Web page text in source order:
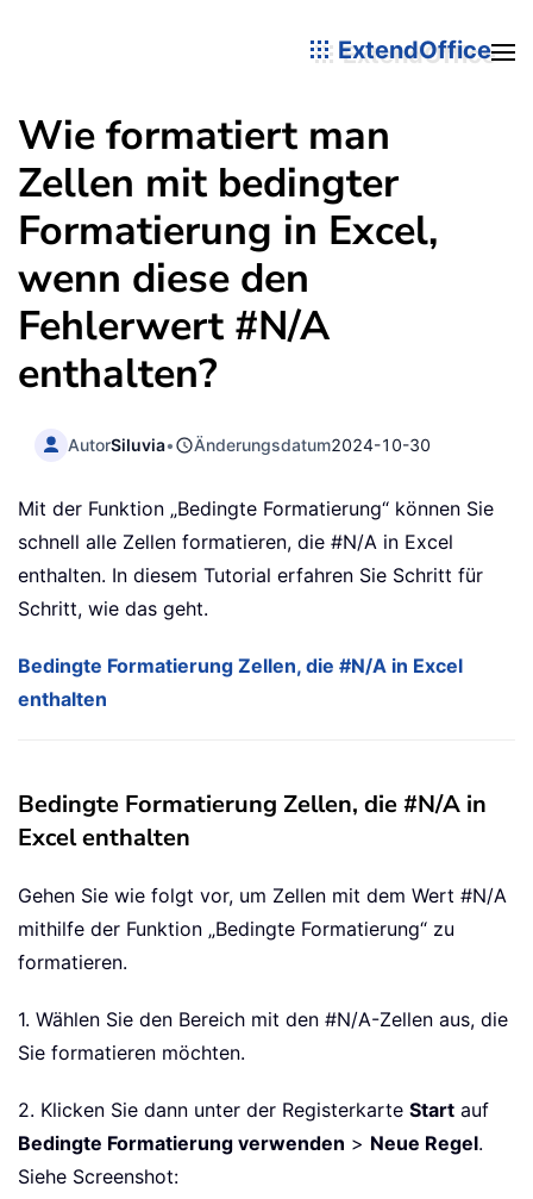
ExtendOffice
Wie formatiert man
Zellen mit bedingter
Formatierung in Excel,
wenn diese den
Fehlerwert #N/A
enthalten?
AutorSiluvia• Änderungsdatum2024-10-30
Mit der Funktion „Bedingte Formatierung“ können Sie
schnell alle Zellen formatieren, die #N/A in Excel
enthalten. In diesem Tutorial erfahren Sie Schritt für
Schritt, wie das geht.
Bedingte Formatierung Zellen, die #N/A in Excel
enthalten
Bedingte Formatierung Zellen, die #N/A in
Excel enthalten
Gehen Sie wie folgt vor, um Zellen mit dem Wert #N/A
mithilfe der Funktion „Bedingte Formatierung“ zu
formatieren.
1. Wählen Sie den Bereich mit den #N/A-Zellen aus, die
Sie formatieren möchten.
2. Klicken Sie dann unter der Registerkarte Start auf
Bedingte Formatierung verwenden > Neue Regel.
Siehe Screenshot: